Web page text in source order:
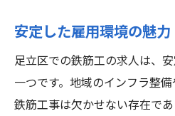
安定した雇用環境の魅力
足立区での鉄筋工の求人は、
一つです。地域のインフラ整
鉄筋工事は欠かせない存在で